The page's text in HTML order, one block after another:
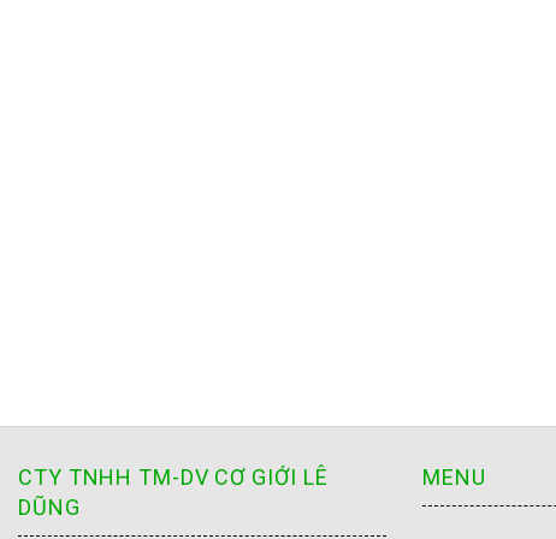
CTY TNHH TM-DV CƠ GIỚI LÊ
DŨNG
MENU